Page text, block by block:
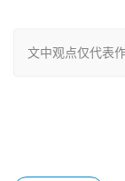
文中观点仅代表